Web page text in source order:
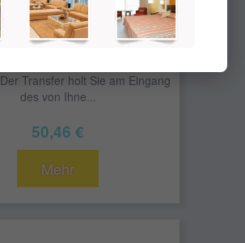
HAV-Flughafen
Sie bequem ab Havanna
Transfer holt Sie am Eingang
des von Ihne...
50,46 €
Mehr